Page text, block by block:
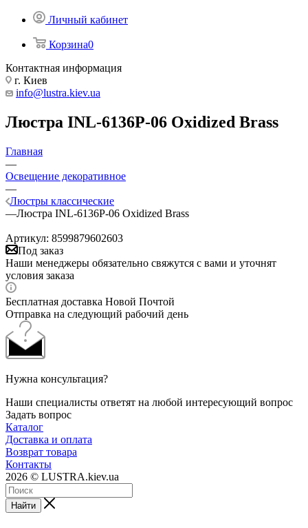
Личный кабинет
Корзина0
Контактная информация
г. Киев
info@lustra.kiev.ua
Люстра INL-6136P-06 Oxidized Brass
Главная
—
Освещение декоративное
—
Люстры классические
—Люстра INL-6136P-06 Oxidized Brass
Артикул: 8599879602603
Под заказ
Наши менеджеры обязательно свяжутся с вами и уточнят
условия заказа
Бесплатная доставка Новой Почтой
Отправка на следующий рабочий день
Нужна консультация?
Наши специалисты ответят на любой интересующий вопрос
Задать вопрос
Каталог
Доставка и оплата
Возврат товара
Контакты
2026 © LUSTRA.kiev.ua
Найти